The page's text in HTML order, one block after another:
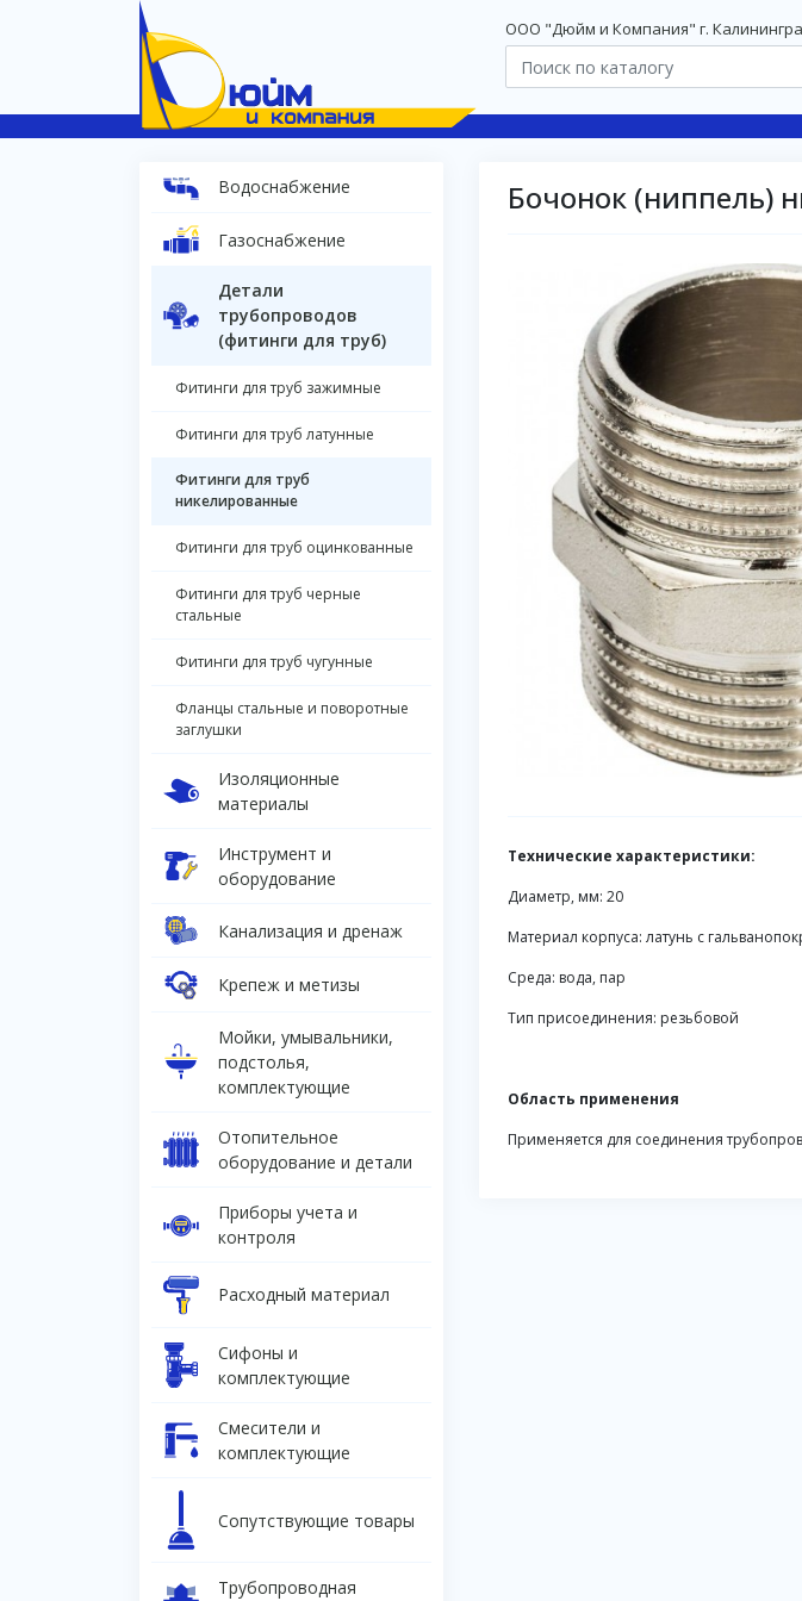
OOO "Дюйм и Компания" г.
Водоснабжение
Газоснабжение
Детали
трубопроводов
(фитинги для труб)
Фитинги для труб зажимные
Фитинги для труб латунные
Фитинги для труб
никелированные
Фитинги для труб оцинкованные
Фитинги для труб черные
стальные
Фитинги для труб чугунные
Фланцы стальные и поворотные
заглушки
Изоляционные
материалы
Инструмент и
оборудование
Канализация и дренаж
Крепеж и метизы
Мойки, умывальники,
подстолья,
комплектующие
Отопительное
оборудование и детали
Приборы учета и
контроля
Расходный материал
Сифоны и
комплектующие
Смесители и
комплектующие
Сопутствующие товары
Трубопроводная
Бочонок (ниппель)
Технические характеристики:
Диаметр, мм: 20
Материал корпуса: латунь с
Среда: вода, пар
Тип присоединения: резьбовой
Область применения
Применяется для соединения